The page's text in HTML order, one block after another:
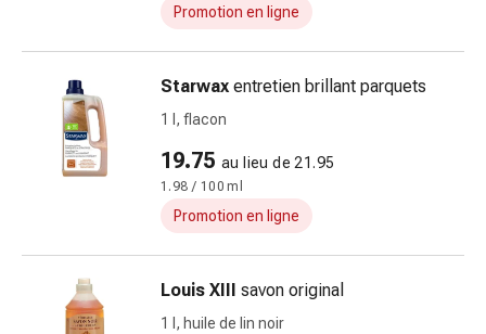
tubulaires
Matériel
pansement
Brûlures
coups
soleil
Sets
Promotion en ligne
Starwax entretien brillant parquets
1 l, flacon
19.75 au lieu de 21.95
1.98 / 100 ml
Promotion en ligne
Louis XIII savon original
1 l, huile de lin noir